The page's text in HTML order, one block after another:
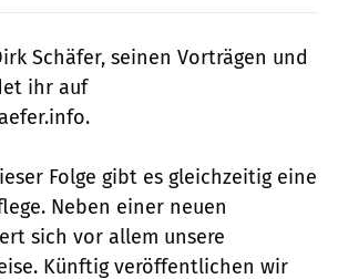
Schäfer, seinen Vorträgen und
ihr auf
Folge gibt es gleichzeitig eine
Neben einer neuen
sich vor allem unsere
Künftig veröffentlichen wir